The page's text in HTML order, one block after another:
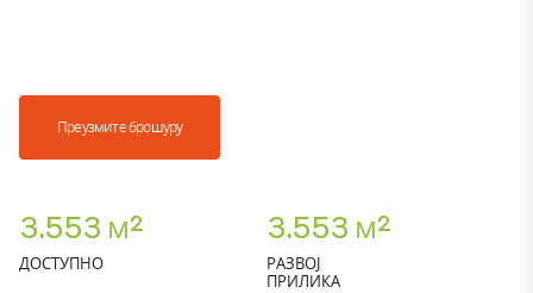
Преузмите брошуру
3.553 м²
ДОСТУПНО
3.553 м²
РАЗВОЈ
ПРИЛИКА